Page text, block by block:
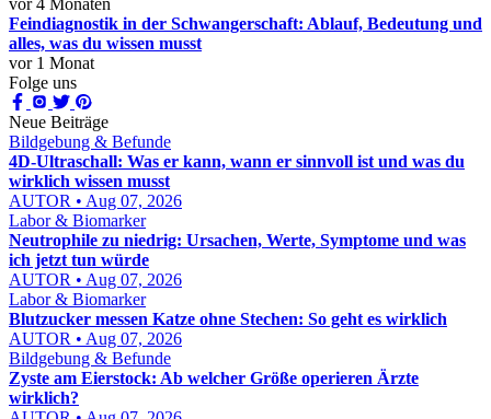
vor 4 Monaten
Feindiagnostik in der Schwangerschaft: Ablauf, Bedeutung und
alles, was du wissen musst
vor 1 Monat
Folge uns
Neue Beiträge
Bildgebung & Befunde
4D-Ultraschall: Was er kann, wann er sinnvoll ist und was du
wirklich wissen musst
AUTOR • Aug 07, 2026
Labor & Biomarker
Neutrophile zu niedrig: Ursachen, Werte, Symptome und was
ich jetzt tun würde
AUTOR • Aug 07, 2026
Labor & Biomarker
Blutzucker messen Katze ohne Stechen: So geht es wirklich
AUTOR • Aug 07, 2026
Bildgebung & Befunde
Zyste am Eierstock: Ab welcher Größe operieren Ärzte
wirklich?